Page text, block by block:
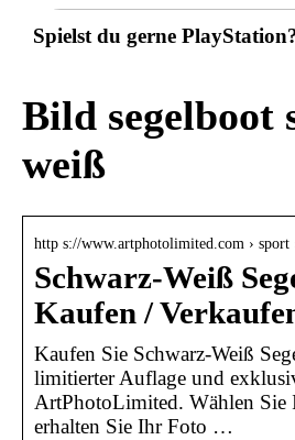
Spielst du gerne
Bild segelboot
weiß
http s://www.artphotolimited.com › sport
Schwarz-Weiß
Kaufen /
Kaufen Sie Schwarz-Weiß
limitierter Auflage und
ArtPhotoLimited. Wählen Sie
erhalten Sie Ihr Foto …